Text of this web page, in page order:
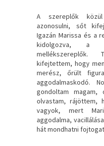
A szereplők
azonosulni, sőt
Igazán Marissa és a
kidolgozva, a
kifejtettem, hogy
merész, őrült
aggodalmaskodó.
gondoltam
olvastam, rájöttem,
vagyok, mert
aggodalma,
hát mondhatni